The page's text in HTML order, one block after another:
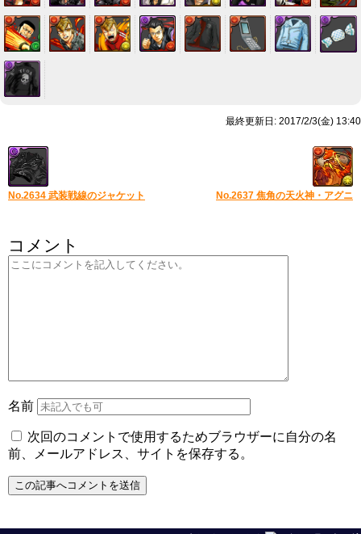
最終更新日: 2017/2/3(金) 13:40
No.2634 武装戦線のジャケット No.2637 焦角の天火神・アグニ
コメント
名前
次回のコメントで使用するためブラウザーに自分の名
前、メールアドレス、サイトを保存する。